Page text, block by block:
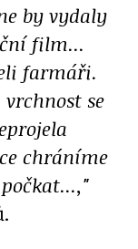
by vydaly
film...
farmáři.
se
chráníme